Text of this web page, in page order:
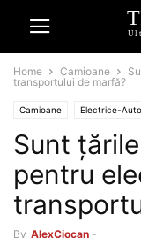
Home Camioane
transportului de marfă?
Camioane Electrice-
Sunt
pentru
By AlexCiocan -